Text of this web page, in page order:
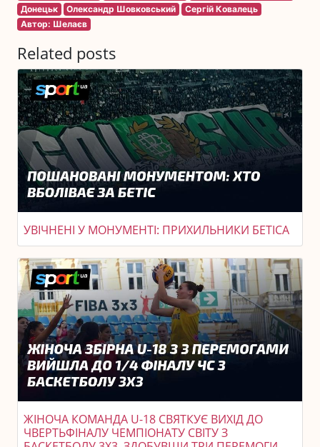
Донецьк
Олександр Шовковський
Сергій Ковалець
Автор: Шелаєв
Related posts
УВІЧНЕНІ У МОНУМЕНТІ: ПРИХИЛЬНИКИ БЕТІСА
ЖІНОЧА КОМАНДА U-18 СВЯТКУЄ ВИХІД ДО
ЧВЕРТЬФІНАЛУ ЧЕМПІОНАТУ СВІТУ З